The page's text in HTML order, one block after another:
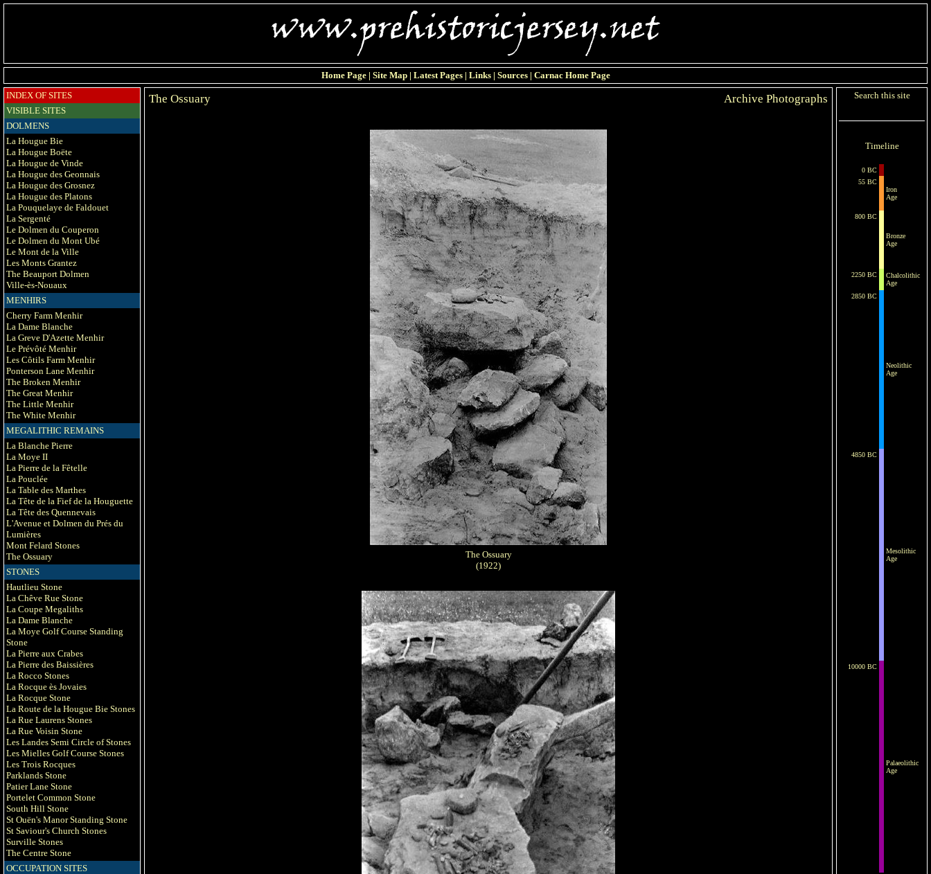
Home Page| Site Map| Latest Pages| Links| Sources| Carnac Home Page
INDEX OF SITES
VISIBLE SITES
DOLMENS
La Hougue Bie
La Hougue Boëte
La Hougue de Vinde
La Hougue des Geonnais
La Hougue des Grosnez
La Hougue des Platons
La Pouquelaye de Faldouet
La Sergenté
Le Dolmen du Couperon
Le Dolmen du Mont Ubé
Le Mont de la Ville
Les Monts Grantez
The Beauport Dolmen
Ville-ès-Nouaux
MENHIRS
Cherry Farm Menhir
La Dame Blanche
La Greve D'Azette Menhir
Le Prévôté Menhir
Les Côtils Farm Menhir
Ponterson Lane Menhir
The Broken Menhir
The Great Menhir
The Little Menhir
The White Menhir
MEGALITHIC REMAINS
La Blanche Pierre
La Moye II
La Pierre de la Fêtelle
La Pouclée
La Table des Marthes
La Tête de la Fief de la Houguette
La Tête des Quennevais
L'Avenue et Dolmen du Prés du
Lumières
Mont Felard Stones
The Ossuary
STONES
Hautlieu Stone
La Chêve Rue Stone
La Coupe Megaliths
La Dame Blanche
La Moye Golf Course Standing
Stone
La Pierre aux Crabes
La Pierre des Baissières
La Rocco Stones
La Rocque ès Jovaies
La Rocque Stone
La Route de la Hougue Bie Stones
La Rue Laurens Stones
La Rue Voisin Stone
Les Landes Semi Circle of Stones
Les Mielles Golf Course Stones
Les Trois Rocques
Parklands Stone
Patier Lane Stone
Portelet Common Stone
South Hill Stone
St Ouën's Manor Standing Stone
St Saviour's Church Stones
Surville Stones
The Centre Stone
OCCUPATION SITES
The Ossuary Archive Photographs
The Ossuary
(1922)
Search this site
Timeline
0 BC
55 BC
Iron
Age
800 BC
Bronze
Age
2250 BC
Chalcolithic
Age
2850 BC
Neolithic
Age
4850 BC
Mesolithic
Age
10000 BC
Palaeolithic
Age